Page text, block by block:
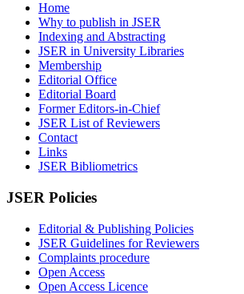
Home
Why to publish in JSER
Indexing and Abstracting
JSER in University Libraries
Membership
Editorial Office
Editorial Board
Former Editors-in-Chief
JSER List of Reviewers
Contact
Links
JSER Bibliometrics
JSER Policies
Editorial & Publishing Policies
JSER Guidelines for Reviewers
Complaints procedure
Open Access
Open Access Licence